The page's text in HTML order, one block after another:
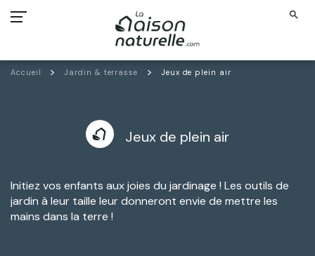
search
Accueil Jardin & terrasse Jeux de plein air
Jeux de plein air
Initiez vos enfants aux joies du jardinage ! Les outils de
jardin à leur taille leur donneront envie de mettre les
mains dans la terre !